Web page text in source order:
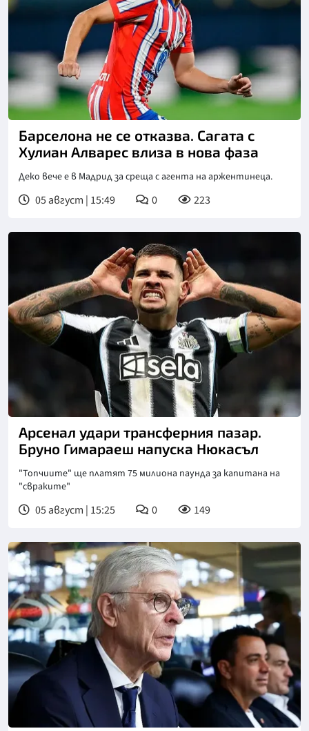
Снимка: goggle
Барселона не се отказва. Сагата с
Хулиан Алварес влиза в нова фаза
Деко вече е в Мадрид за среща с агента на аржентинеца.
05 август | 15:49 0 223
Снимка: goggle
Арсенал удари трансферния пазар.
Бруно Гимараеш напуска Нюкасъл
"Топчиите" ще платят 75 милиона паунда за капитана на
"свраките"
05 август | 15:25 0 149
Снимка: goggle